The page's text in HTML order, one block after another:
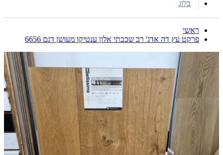
בלוג
ראשי
פרקט עץ דה אדג' רב שכבתי אלון ענטיקו מעושן דגם 6656